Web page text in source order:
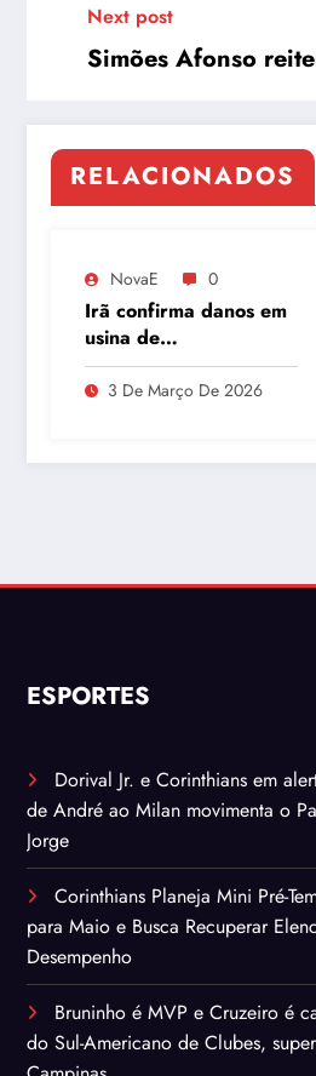
Next post
Simões Afonso
RELACIONADOS
NovaE 0
Irã confirma danos em
usina de
enriquecimento de
urânio após ataques e
quantidade de urânio
3 De Março De 2026
ESPORTES
Dorival Jr. e Corinthians em
de André ao Milan movimenta o
Jorge
Corinthians Planeja Mini Pré-
para Maio e Busca Recuperar
Desempenho
Bruninho é MVP e Cruzeiro é
do Sul-Americano de Clubes,